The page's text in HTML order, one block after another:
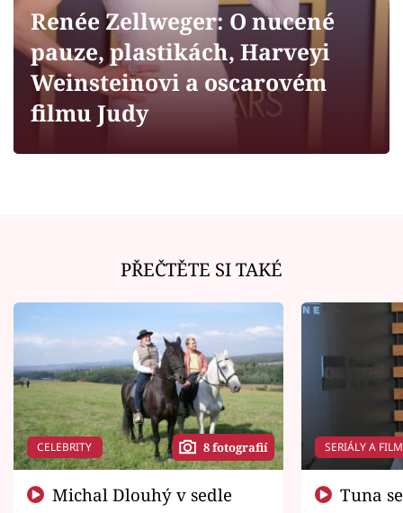
Sledujte prima+
Filmový festival Karlovy Vary
Sledujte nás
Renée Zellweger: O nucené
pauze, plastikách, Harveyi
Weinsteinovi a oscarovém
filmu Judy
PŘEČTĚTE SI TAKÉ
CELEBRITY 8 fotografií SERIÁLY A